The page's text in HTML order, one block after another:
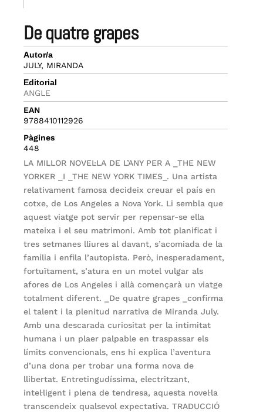
de quatre grapes
Autor/a
JULY, MIRANDA
Editorial
ANGLE
EAN
9788410112926
Pàgines
448
LA MILLOR NOVEL·LA DE L’ANY PER A _THE NEW
YORKER _I _THE NEW YORK TIMES_. Una artista
relativament famosa decideix creuar el país en
cotxe, de Los Angeles a Nova York. Li sembla que
aquest viatge pot servir per repensar-se ella
mateixa i el seu matrimoni. Amb tot planificat i
tres setmanes lliures al davant, s’acomiada de la
família i enfila l’autopista. Però, inesperadament,
fortuïtament, s’atura en un motel vulgar als
afores de Los Angeles i allà començarà un viatge
totalment diferent. _De quatre grapes _confirma
el talent i la plenitud narrativa de Miranda July.
Amb una descarada curiositat per la intimitat
humana i un plaer palpable en traspassar els
límits convencionals, ens hi explica l’aventura
d’una dona per trobar una forma nova de
llibertat. Entretingudíssima, electritzant,
intel·ligent i plena de tendresa, aquesta novel·la
transcendeix qualsevol expectativa. TRADUCCIÓ